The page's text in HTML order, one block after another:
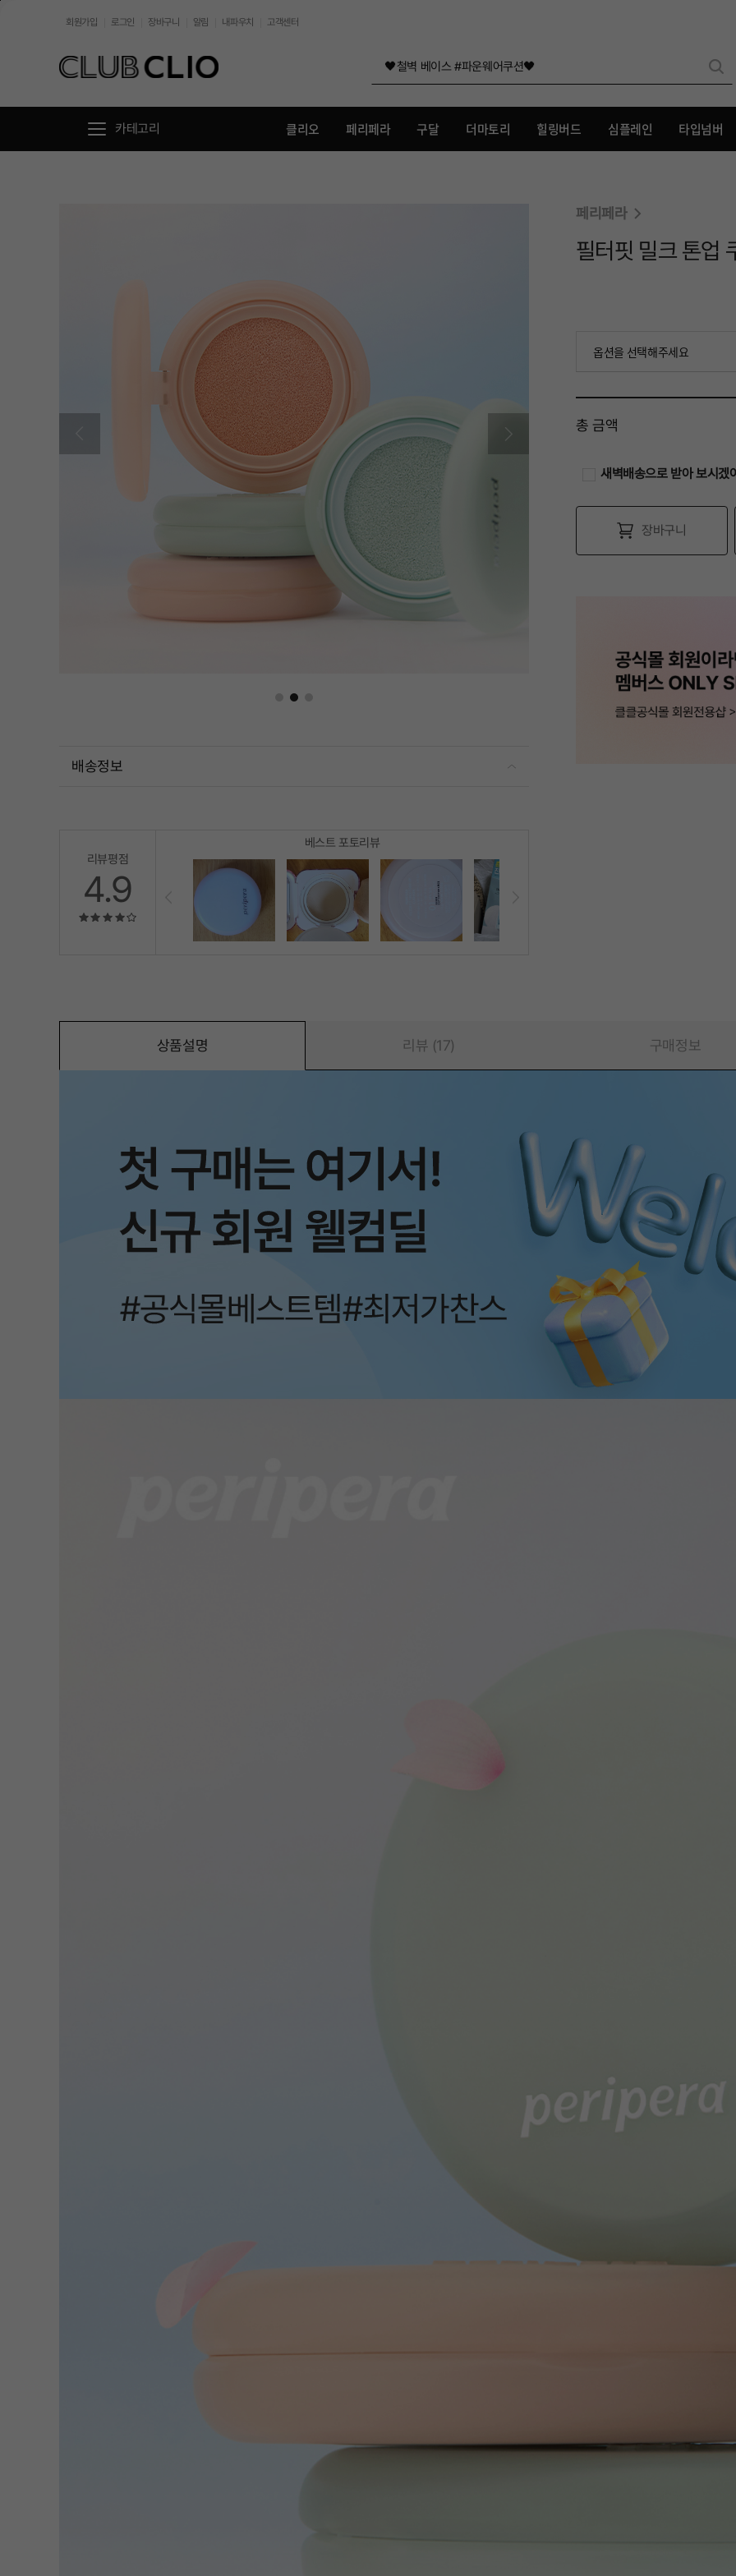
회원가입 로그인 장바구니 알림 내파우치 고객센터
카테고리 클리오 페리페라 구달 더마토리 힐링버드 심플레인 타입넘버
배송정보
리뷰평점
4.9
베스트 포토리뷰
페리페라
필터핏 밀크 톤업
옵션을 선택해주세요
총 금액
새벽배송으로 받아 보시겠
장바구니
상품설명 리뷰 (17) 구매정보